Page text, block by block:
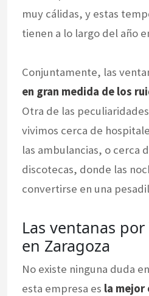
muy cálidas, y estas
tienen a lo largo del año
Conjuntamente, las
en gran medida de los
Otra de las
vivimos cerca de
las ambulancias, o cerca
discotecas, donde las
convertirse en una
Las ventanas
en Zaragoza
No existe ninguna duda
esta empresa es la mejor